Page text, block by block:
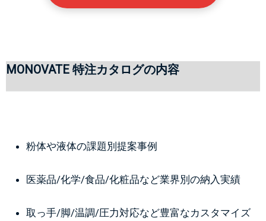
MONOVATE 特注カタログの内容
粉体や液体の課題別提案事例
医薬品/化学/食品/化粧品など業界別の納入実績
取っ手/脚/温調/圧力対応など豊富なカスタマイズ